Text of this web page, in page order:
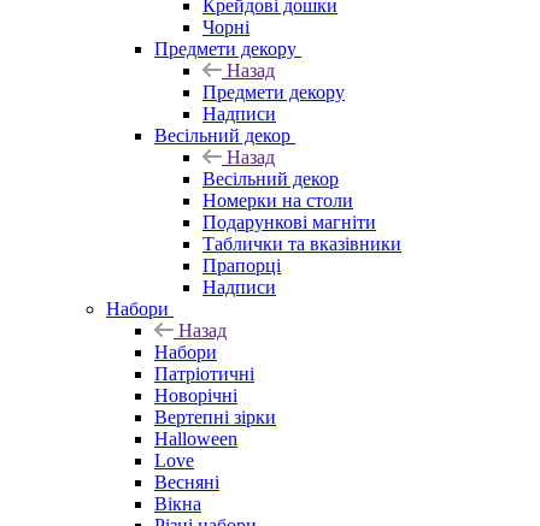
Крейдові дошки
Чорні
Предмети декору
Назад
Предмети декору
Надписи
Весільний декор
Назад
Весільний декор
Номерки на столи
Подарункові магніти
Таблички та вказівники
Прапорці
Надписи
Набори
Назад
Набори
Патріотичні
Новорічні
Вертепні зірки
Halloween
Love
Весняні
Вікна